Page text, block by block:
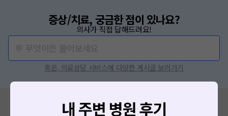
증상/치료, 궁금한 점이 있나요?
의사가 직접 답해드려요!
혹은, 의료상담 서비스에 다양한 게시글 보러가기
혹시 잘못된 병원정보가 있나요?
모두닥 팀에 알려주세요!